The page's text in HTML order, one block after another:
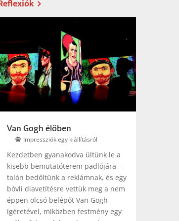
Van Gogh élőben
Impressziók egy kiállításról
Kezdetben gyanakodva ültünk le a
kisebb bemutatóterem padlójára –
talán bedőltünk a reklámnak, és egy
bóvli diavetítésre vettük meg a nem
éppen olcsó belépőt Van Gogh
ígéretével, miközben festmény egy